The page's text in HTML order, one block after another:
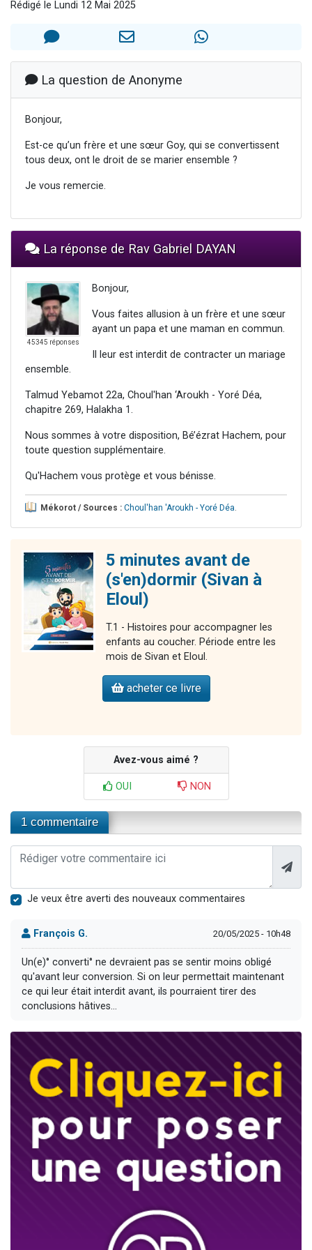
30 personnes viennent de faire un don pour Sauvez la jambe de Yohan
12 nouvelles musiques dans Torah-Box Music
29 personnes viennent de demander une bénédiction
Rédigé le Lundi 12 Mai 2025
La question de Anonyme
Bonjour,
Est-ce qu’un frère et une sœur Goy, qui se convertissent
tous deux, ont le droit de se marier ensemble ?
Je vous remercie.
La réponse de Rav Gabriel DAYAN
45345 réponses
Bonjour,
Vous faites allusion à un frère et une sœur
ayant un papa et une maman en commun.
Il leur est interdit de contracter un mariage
ensemble.
Talmud Yebamot 22a, Choul'han ‘Aroukh - Yoré Déa,
chapitre 269, Halakha 1.
Nous sommes à votre disposition, Bé’ézrat Hachem, pour
toute question supplémentaire.
Qu'Hachem vous protège et vous bénisse.
Mékorot / Sources : Choul'han 'Aroukh - Yoré Déa.
5 minutes avant de
(s'en)dormir (Sivan à
Eloul)
T.1 - Histoires pour accompagner les
enfants au coucher. Période entre les
mois de Sivan et Eloul.
acheter ce livre
Avez-vous aimé ?
OUI NON
1 commentaire
Je veux être averti des nouveaux commentaires
François G. 20/05/2025 - 10h48
Un(e)° converti° ne devraient pas se sentir moins obligé
qu'avant leur conversion. Si on leur permettait maintenant
ce qui leur était interdit avant, ils pourraient tirer des
conclusions hâtives...